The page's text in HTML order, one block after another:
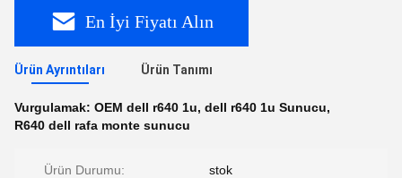
En İyi Fiyatı Alın
Ürün Ayrıntıları Ürün Tanımı
Vurgulamak: OEM dell r640 1u, dell r640 1u Sunucu,
R640 dell rafa monte sunucu
Ürün Durumu: stok